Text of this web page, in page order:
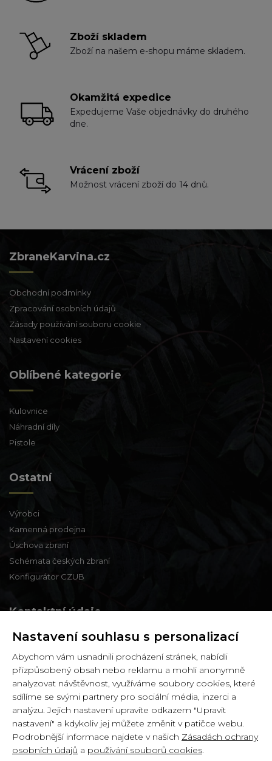
Zboží skladem
Zboží na našem e-shopu máme skladem.
Okamžitá expedice
Expedujeme Vaše objednávky do druhého
dne.
Vrácení zboží
Možnost vrácení zboží do 14 dnů.
ZbraneKarvina.cz
Obchodní podmínky
Zpracování osobních údajů
Zásady používání souboru cookie
Nastavení cookies
Oblíbené kategorie
Kulovnice
Náhradní díly
Pistole
Ostatní
Výrobci
Kamenná prodejna
Úschova zbraní
Schémata českých zbraní
Konfigurátor CZUB
Kontaktní údaje
Zbraně a střelivo Karviná
Zámecká 99,
Karviná - Fryštát,
733 01
IČ: 65900634
DIČ: CZ6358030426
Nastavení souhlasu s personalizací
Abychom vám usnadnili procházení stránek, nabídli
přizpůsobený obsah nebo reklamu a mohli anonymně
analyzovat návštěvnost, využíváme soubory cookies, které
sdílíme se svými partnery pro sociální média, inzerci a
analýzu. Jejich nastavení upravíte odkazem "Upravit
nastavení" a kdykoliv jej můžete změnit v patičce webu.
Podrobnější informace najdete v našich Zásadách ochrany
osobních údajů a používání souborů cookies.